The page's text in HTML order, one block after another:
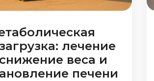
лечение
веса и
печени